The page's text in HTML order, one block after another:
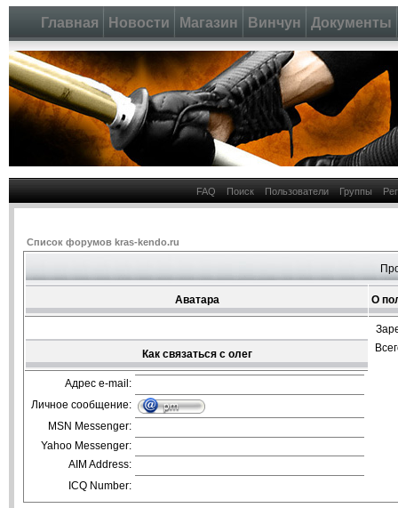
Главная Новости Магазин Винчун Документы
FAQ Поиск Пользователи Группы
Список форумов kras-kendo.ru
Аватара О
Как связаться с олег
Адрес e-mail:
Личное сообщение:
MSN Messenger:
Yahoo Messenger:
AIM Address:
ICQ Number: